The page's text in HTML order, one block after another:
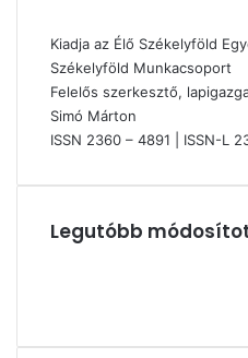
Kiadja az Élő Székelyföld
Székelyföld Munkacsoport
Felelős szerkesztő,
Simó Márton
ISSN 2360 – 4891 | ISSN-L
Legutóbb